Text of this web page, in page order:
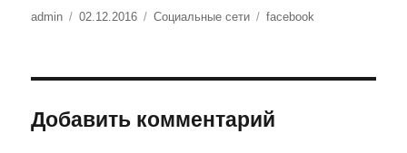
Автор
admin Опубликовано
02.12.2016 Рубрики
Социальные сети Метки
facebook
Добавить комментарий